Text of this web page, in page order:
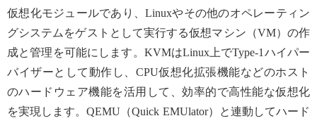
仮想化モジュールであり、Linuxやその他のオペレーティン
グシステムをゲストとして実行する仮想マシン（VM）の作
成と管理を可能にします。KVMはLinux上でType-1ハイパー
バイザーとして動作し、CPU仮想化拡張機能などのホスト
のハードウェア機能を活用して、効率的で高性能な仮想化
を実現します。QEMU（Quick EMUlator）と連動してハード